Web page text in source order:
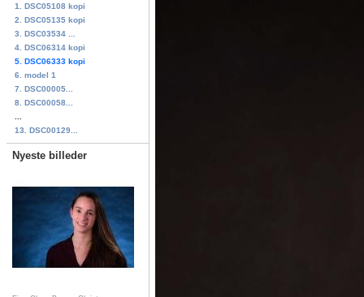
1. DSC05108 kopi
2. DSC05135 kopi
3. DSC03534 ...
4. DSC06314 kopi
5. DSC06333 kopi
6. model 1
7. DSC00005...
8. DSC00058...
13. DSC00129...
Nyeste billeder